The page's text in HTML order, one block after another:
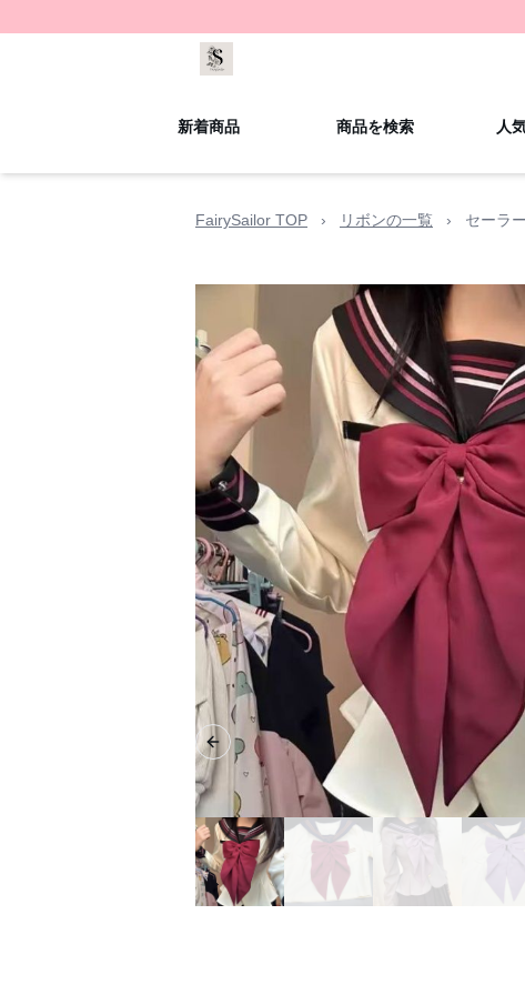
新着商品 商品を検索 人
FairySailor TOP › リボンの一覧 › セーラ
Previous slide